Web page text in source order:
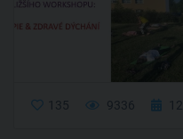
135 9336